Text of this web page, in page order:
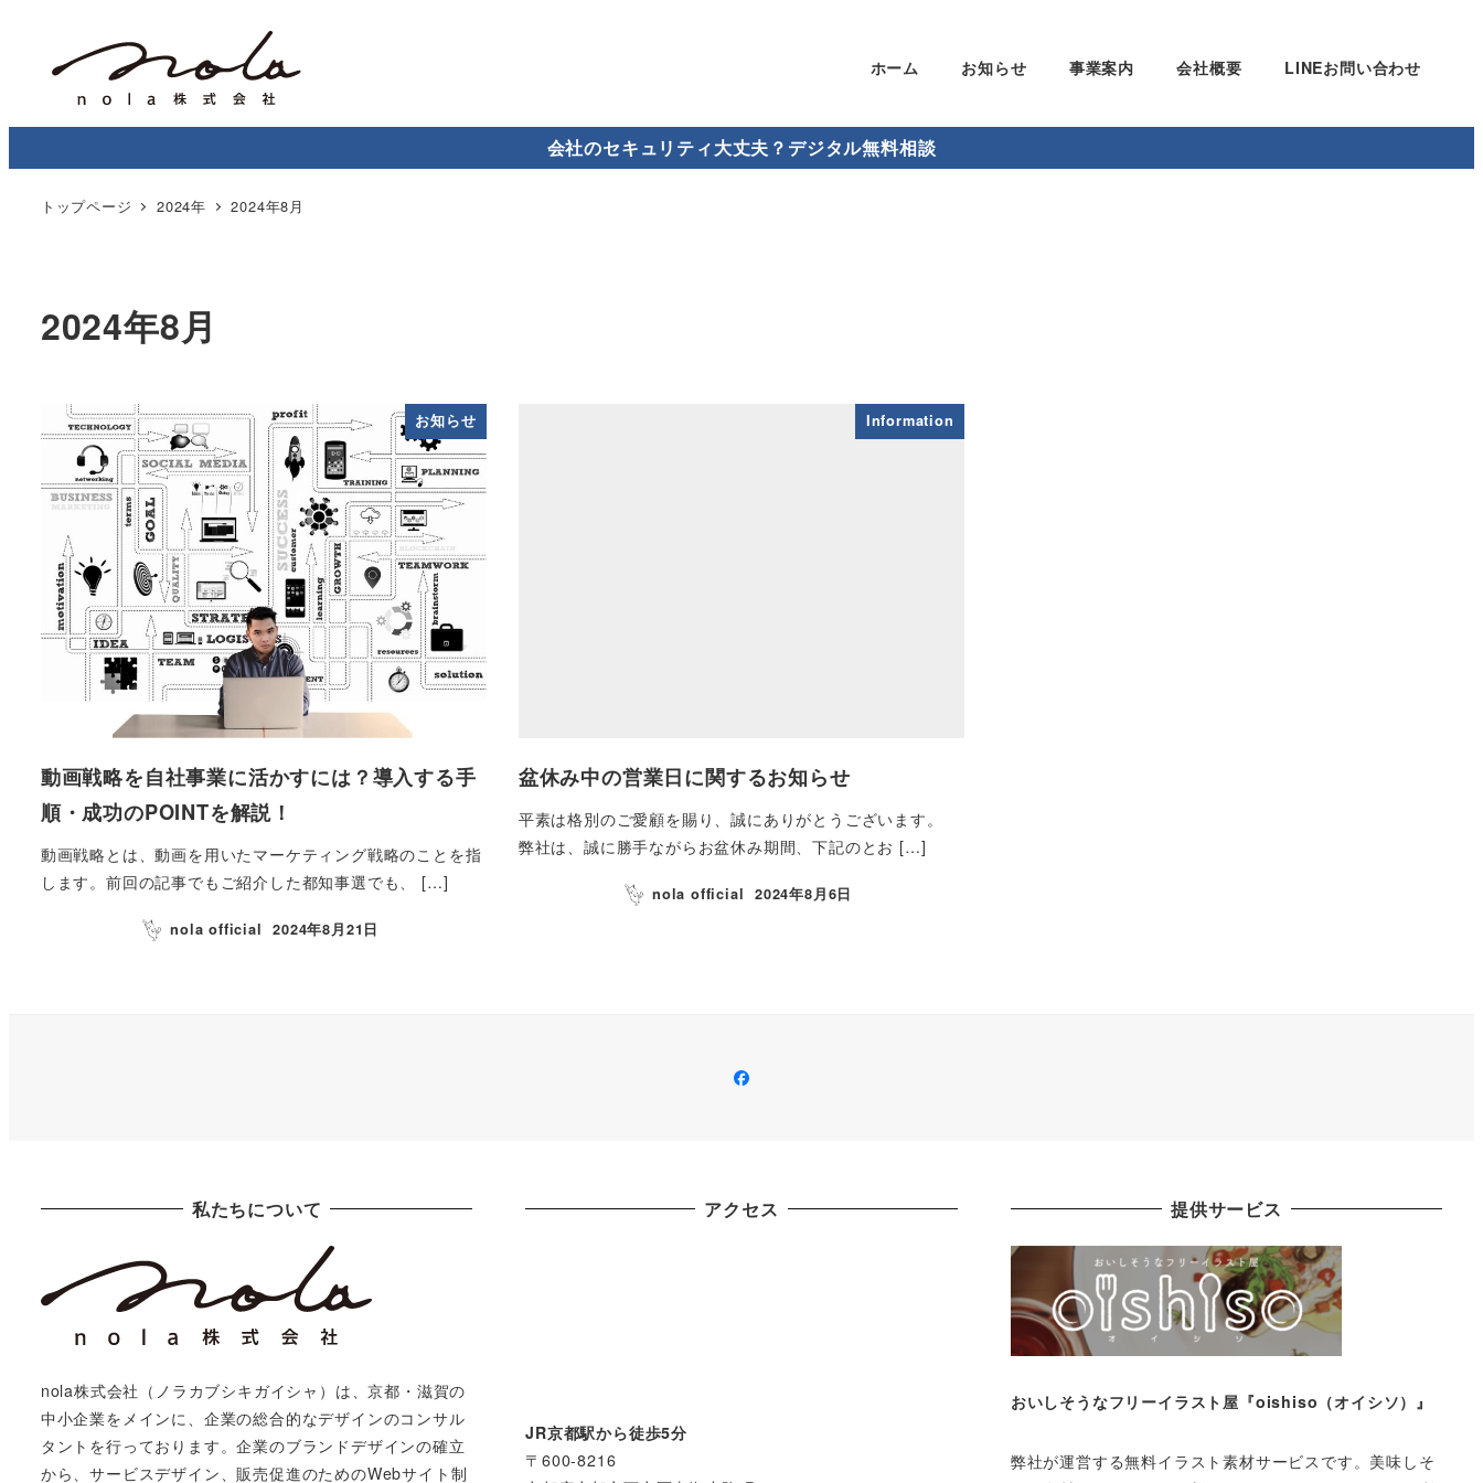
ホーム お知らせ 事業案内 会社概要 LINEお問い合わせ
会社のセキュリティ大丈夫？デジタル無料相談
トップページ 2024年 2024年8月
2024年8月
お知らせ
動画戦略を自社事業に活かすには？導入する手
順・成功のPOINTを解説！
動画戦略とは、動画を用いたマーケティング戦略のことを指
します。前回の記事でもご紹介した都知事選でも、 […]
nola official 2024年8月21日
Information
盆休み中の営業日に関するお知らせ
平素は格別のご愛顧を賜り、誠にありがとうございます。
弊社は、誠に勝手ながらお盆休み期間、下記のとお […]
nola official 2024年8月6日
Facebook
私たちについて
nola株式会社（ノラカブシキガイシャ）は、京都・滋賀の
中小企業をメインに、企業の総合的なデザインのコンサル
タントを行っております。企業のブランドデザインの確立
から、サービスデザイン、販売促進のためのWebサイト制
アクセス
JR京都駅から徒歩5分
〒600-8216
提供サービス
おいしそうなフリーイラスト屋『oishiso（オイシソ）』
弊社が運営する無料イラスト素材サービスです。美味しそ